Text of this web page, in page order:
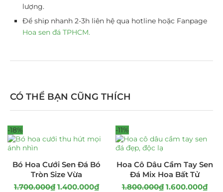
lượng.
Để ship nhanh 2-3h liên hệ qua hotline hoặc Fanpage
Hoa sen đá TPHCM.
CÓ THỂ BẠN CŨNG THÍCH
-18%
Bó Hoa Cưới Sen Đá Bó
Tròn Size Vừa
1.700.000₫ 1.400.000₫
-11%
Hoa Cô Dâu Cầm Tay Sen
Đá Mix Hoa Bất Tử
1.800.000₫ 1.600.000₫